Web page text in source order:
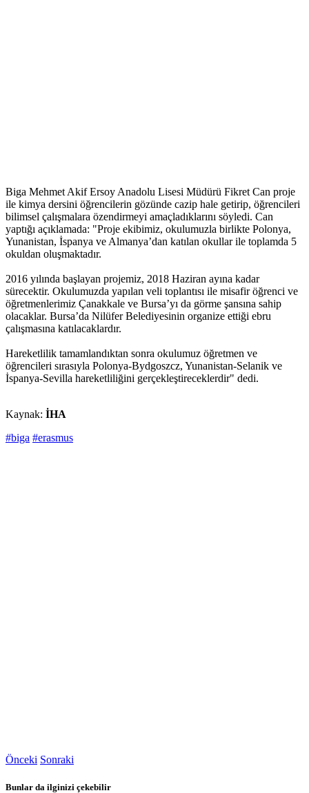
Biga Mehmet Akif Ersoy Anadolu Lisesi Müdürü Fikret Can proje
ile kimya dersini öğrencilerin gözünde cazip hale getirip, öğrencileri
bilimsel çalışmalara özendirmeyi amaçladıklarını söyledi. Can
yaptığı açıklamada: "Proje ekibimiz, okulumuzla birlikte Polonya,
Yunanistan, İspanya ve Almanya’dan katılan okullar ile toplamda 5
okuldan oluşmaktadır.
2016 yılında başlayan projemiz, 2018 Haziran ayına kadar
sürecektir. Okulumuzda yapılan veli toplantısı ile misafir öğrenci ve
öğretmenlerimiz Çanakkale ve Bursa’yı da görme şansına sahip
olacaklar. Bursa’da Nilüfer Belediyesinin organize ettiği ebru
çalışmasına katılacaklardır.
Hareketlilik tamamlandıktan sonra okulumuz öğretmen ve
öğrencileri sırasıyla Polonya-Bydgoszcz, Yunanistan-Selanik ve
İspanya-Sevilla hareketliliğini gerçekleştireceklerdir" dedi.
Kaynak: İHA
#biga #erasmus
Önceki Sonraki
Bunlar da ilginizi çekebilir